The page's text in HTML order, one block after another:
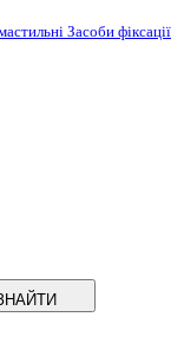
Засоби фіксації